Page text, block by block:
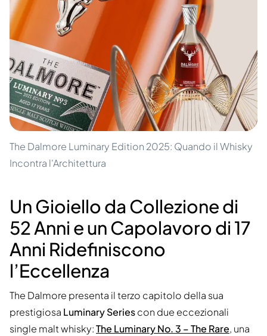
The Dalmore Luminary Edition 2025: Quando il Whisky
Incontra l'Architettura
Un Gioiello da Collezione di
52 Anni e un Capolavoro di 17
Anni Ridefiniscono
l’Eccellenza
The Dalmore presenta il terzo capitolo della sua
prestigiosa Luminary Seriescon due eccezionali
single malt whisky:The Luminary No. 3 – The Rare, una